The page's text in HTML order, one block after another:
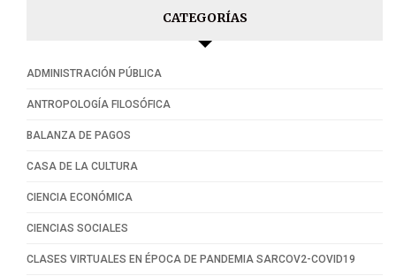
CATEGORÍAS
ADMINISTRACIÓN PÚBLICA
ANTROPOLOGÍA FILOSÓFICA
BALANZA DE PAGOS
CASA DE LA CULTURA
CIENCIA ECONÓMICA
CIENCIAS SOCIALES
CLASES VIRTUALES EN ÉPOCA DE PANDEMIA SARCOV2-COVID19